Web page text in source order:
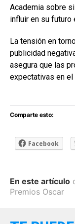
Academia sobre
influir en su futuro
La tensión en
publicidad
asegura que las
expectativas en el
Comparte esto:
Facebook
En este artículo
Premios Oscar